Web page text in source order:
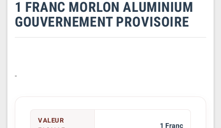
1 FRANC MORLON ALUMINIUM
GOUVERNEMENT PROVISOIRE
-
VALEUR
1 Franc